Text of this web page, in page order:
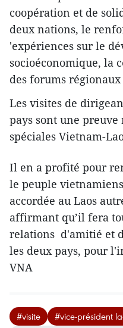
coopération et de
deux nations, le
'expériences sur le
socioéconomique, la
des forums
Les visites de
pays ​sont une
spéciales Vietnam-
Il en a profité pour
le peuple
accordée au Laos
affirm​ant qu’il fera
relations d'amitié et
les deux pays, pour
VNA
#visite
#vice-président